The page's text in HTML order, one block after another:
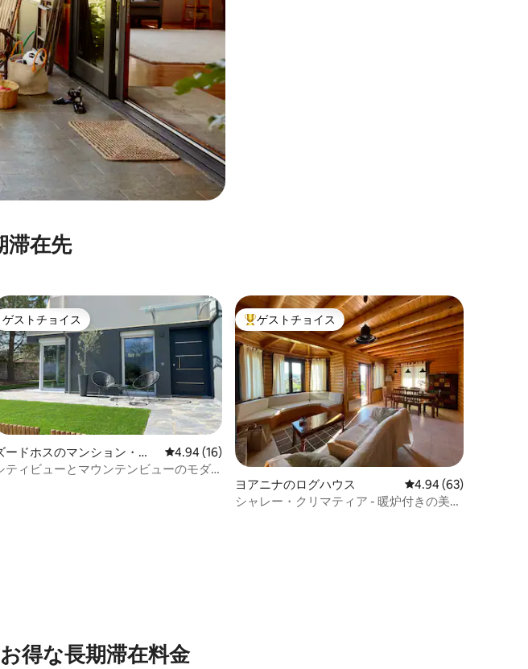
滞在先
、5つ星中5つ星の平均評価
ゲストチョイス
ゲストチョイス
ードホスのマンション・ア
ート
レビュー16件、5つ星中4.94つ星の平均評価
4.94 (16)
ティビューとマウンテンビューのモダ
大好評のゲストチョイスです。
ゲストチョイス
ヨアニナのログハウス レビュー63件、5つ星
4.94 (63)
シャレー・クリマティア - 暖炉付きの美し
得⁠な長⁠期⁠滞⁠在料⁠金